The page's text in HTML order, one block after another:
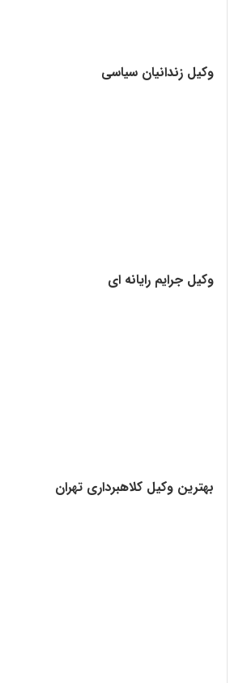
وکیل زندانیان سیاسی
وکیل جرایم رایانه ای
بهترین وکیل کلاهبرداری تهران